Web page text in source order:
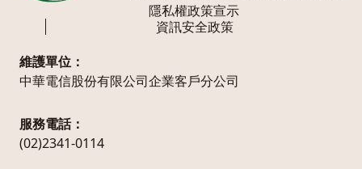
隱私權政策宣示
資訊安全政策
維護單位：
中華電信股份有限公司企業客戶分公司
服務電話：
(02)2341-0114